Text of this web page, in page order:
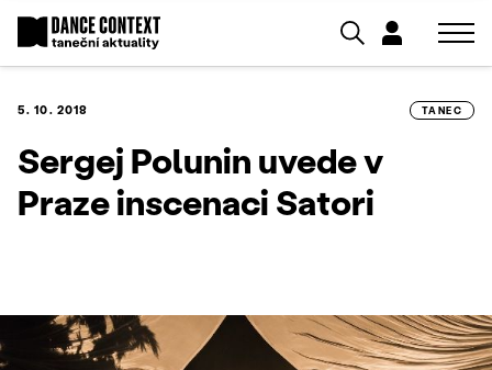
5. 10. 2018 TANEC
Sergej Polunin uvede v
Praze inscenaci Satori